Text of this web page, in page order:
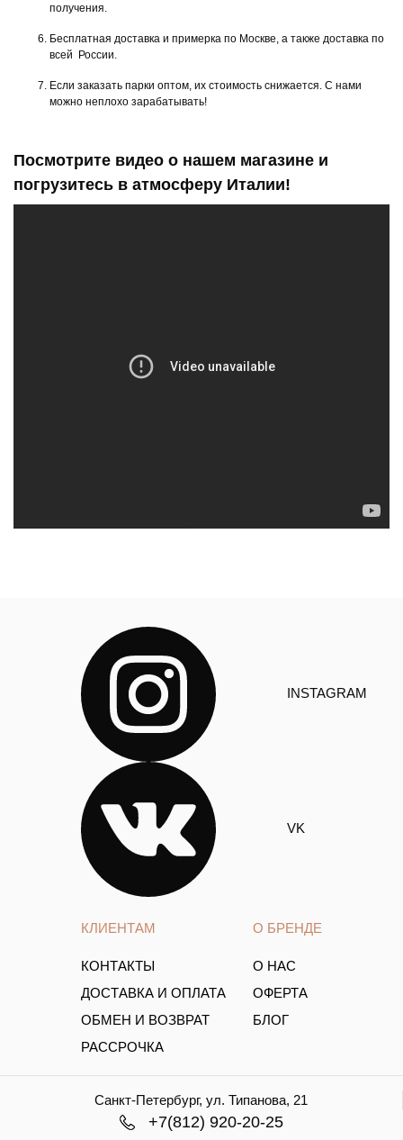
получения.
Бесплатная доставка и примерка по Москве, а также доставка по
всей России.
Если заказать парки оптом, их стоимость снижается. С нами
можно неплохо зарабатывать!
Посмотрите видео о нашем магазине и
погрузитесь в атмосферу Италии!
КЛИЕНТАМ
КОНТАКТЫ
ДОСТАВКА И ОПЛАТА
ОБМЕН И ВОЗВРАТ
РАССРОЧКА
О БРЕНДЕ
О НАС
ОФЕРТА
БЛОГ
INSTAGRAM
VK
Санкт-Петербург, ул. Типанова, 21
+7(812) 920-20-25